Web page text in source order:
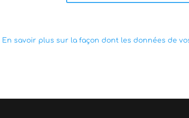
En savoir plus sur la façon dont les données de